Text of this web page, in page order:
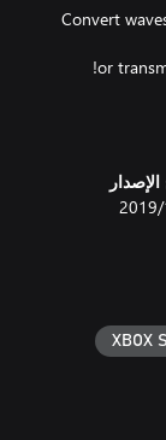
Convert
الإصدار
XBOX